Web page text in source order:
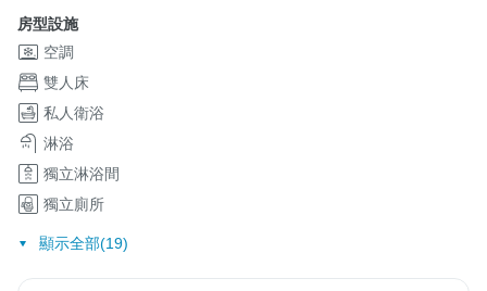
房型設施
空調
雙人床
私人衛浴
淋浴
獨立淋浴間
獨立廁所
顯示全部(19)